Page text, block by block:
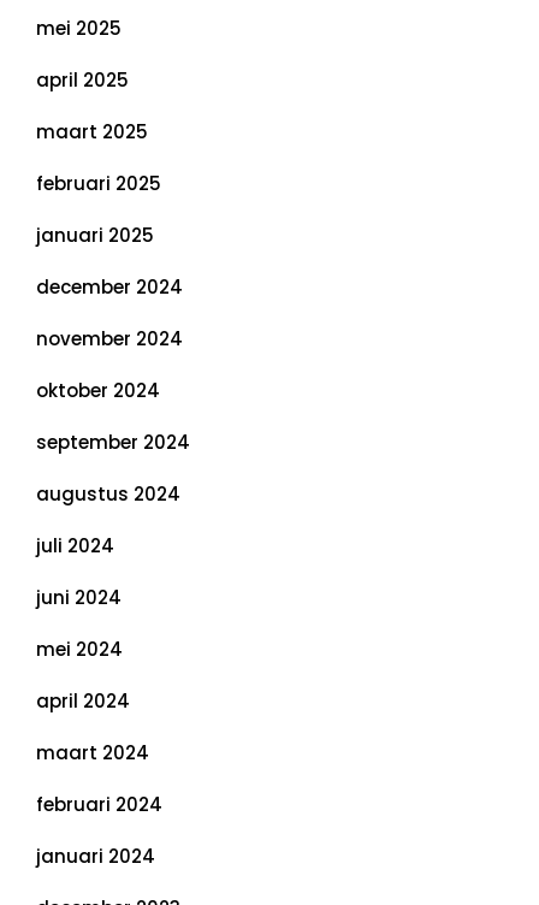
mei 2025
april 2025
maart 2025
februari 2025
januari 2025
december 2024
november 2024
oktober 2024
september 2024
augustus 2024
juli 2024
juni 2024
mei 2024
april 2024
maart 2024
februari 2024
januari 2024